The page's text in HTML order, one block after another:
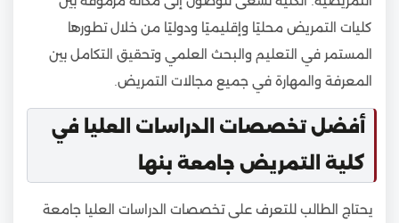
كليات التمريض محليًا وإقليميًا ودوليًا من خلال تطورها
المستمر في التعليم والبحث العلمي وتحقيق التكامل بين
المعرفة والمهارة في جميع مجالات التمريض.
أفضل تخصصات الدراسات العليا في
كلية التمريض جامعة بنها
يحتاج الطالب للتعرف على تخصصات الدراسات العليا جامعة